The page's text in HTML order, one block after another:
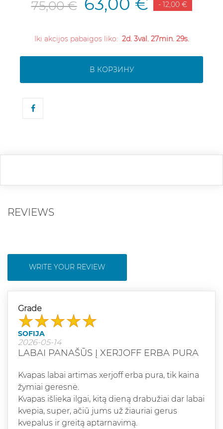
75,00 € - 12,00 €
Iki akcijos pabaigos liko: 2d. 3val. 27min. 28s.
В КОРЗИНУ
REVIEWS
WRITE YOUR REVIEW
Grade
SOFIJA
2026-05-14
LABAI PANAŠŪS Į XERJOFF ERBA PURA
Kvapas labai artimas xerjoff erba pura, tik kaina
žymiai geresnė.
Kvapas išlieka ilgai, kitą dieną drabužiai dar labai
kvepia, super, ačiū jums už žiauriai gerus
kvepalus ir greitą aptarnavimą.